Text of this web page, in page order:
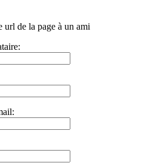
url de la page à un ami